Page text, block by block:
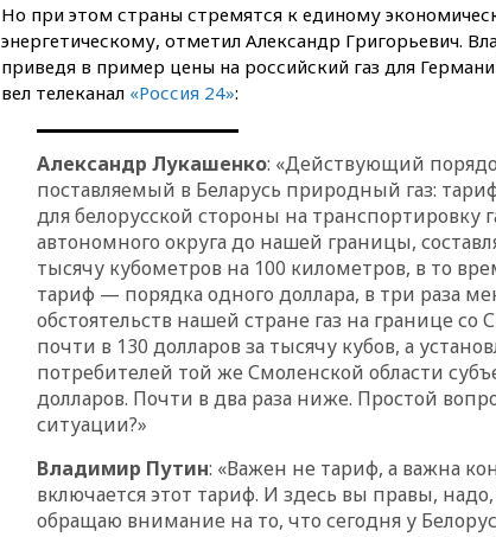
Но при этом страны стремятся к единому
энергетическому, отметил Александр Григорьевич.
приведя в пример цены на российский газ для
вел телеканал «Россия 24»:
Александр Лукашенко: «Действующий
поставляемый в Беларусь природный газ:
для белорусской стороны на транспортировку
автономного округа до нашей границы,
тысячу кубометров на 100 километров, в то
тариф — порядка одного доллара, в три раза
обстоятельств нашей стране газ на границе со
почти в 130 долларов за тысячу кубов, а
потребителей той же Смоленской области
долларов. Почти в два раза ниже. Простой
ситуации?»
Владимир Путин: «Важен не тариф, а важна
включается этот тариф. И здесь вы правы,
обращаю внимание на то, что сегодня у